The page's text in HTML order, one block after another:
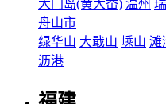
大门岛(黄大岙) 温州
舟山市
绿华山 大戢山 嵊山 滩
沥港